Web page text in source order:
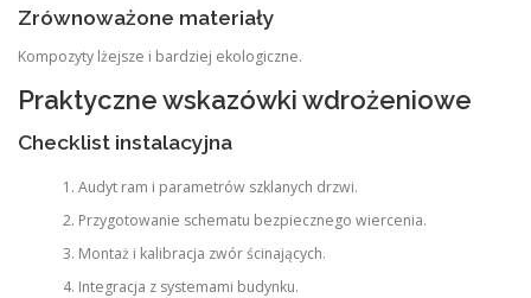
Zrównoważone materiały
Kompozyty lżejsze i bardziej ekologiczne.
Praktyczne wskazówki wdrożeniowe
Checklist instalacyjna
Audyt ram i parametrów szklanych drzwi.
Przygotowanie schematu bezpiecznego wiercenia.
Montaż i kalibracja zwór ścinających.
Integracja z systemami budynku.